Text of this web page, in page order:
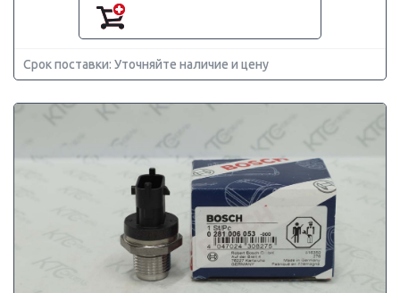
Срок поставки: Уточняйте наличие и цену